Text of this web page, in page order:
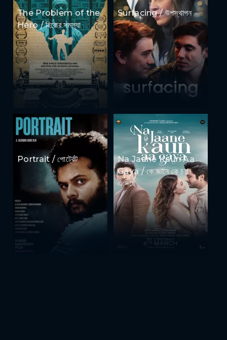
The Problem of the
Hero / হিরোর সমস্যা
Surfacing / উপস্থাপন
Portrait / পোর্ট্রেট
Na Jaane Kaun Aa
Gaya / কে জানে কে চলে
এসেছে